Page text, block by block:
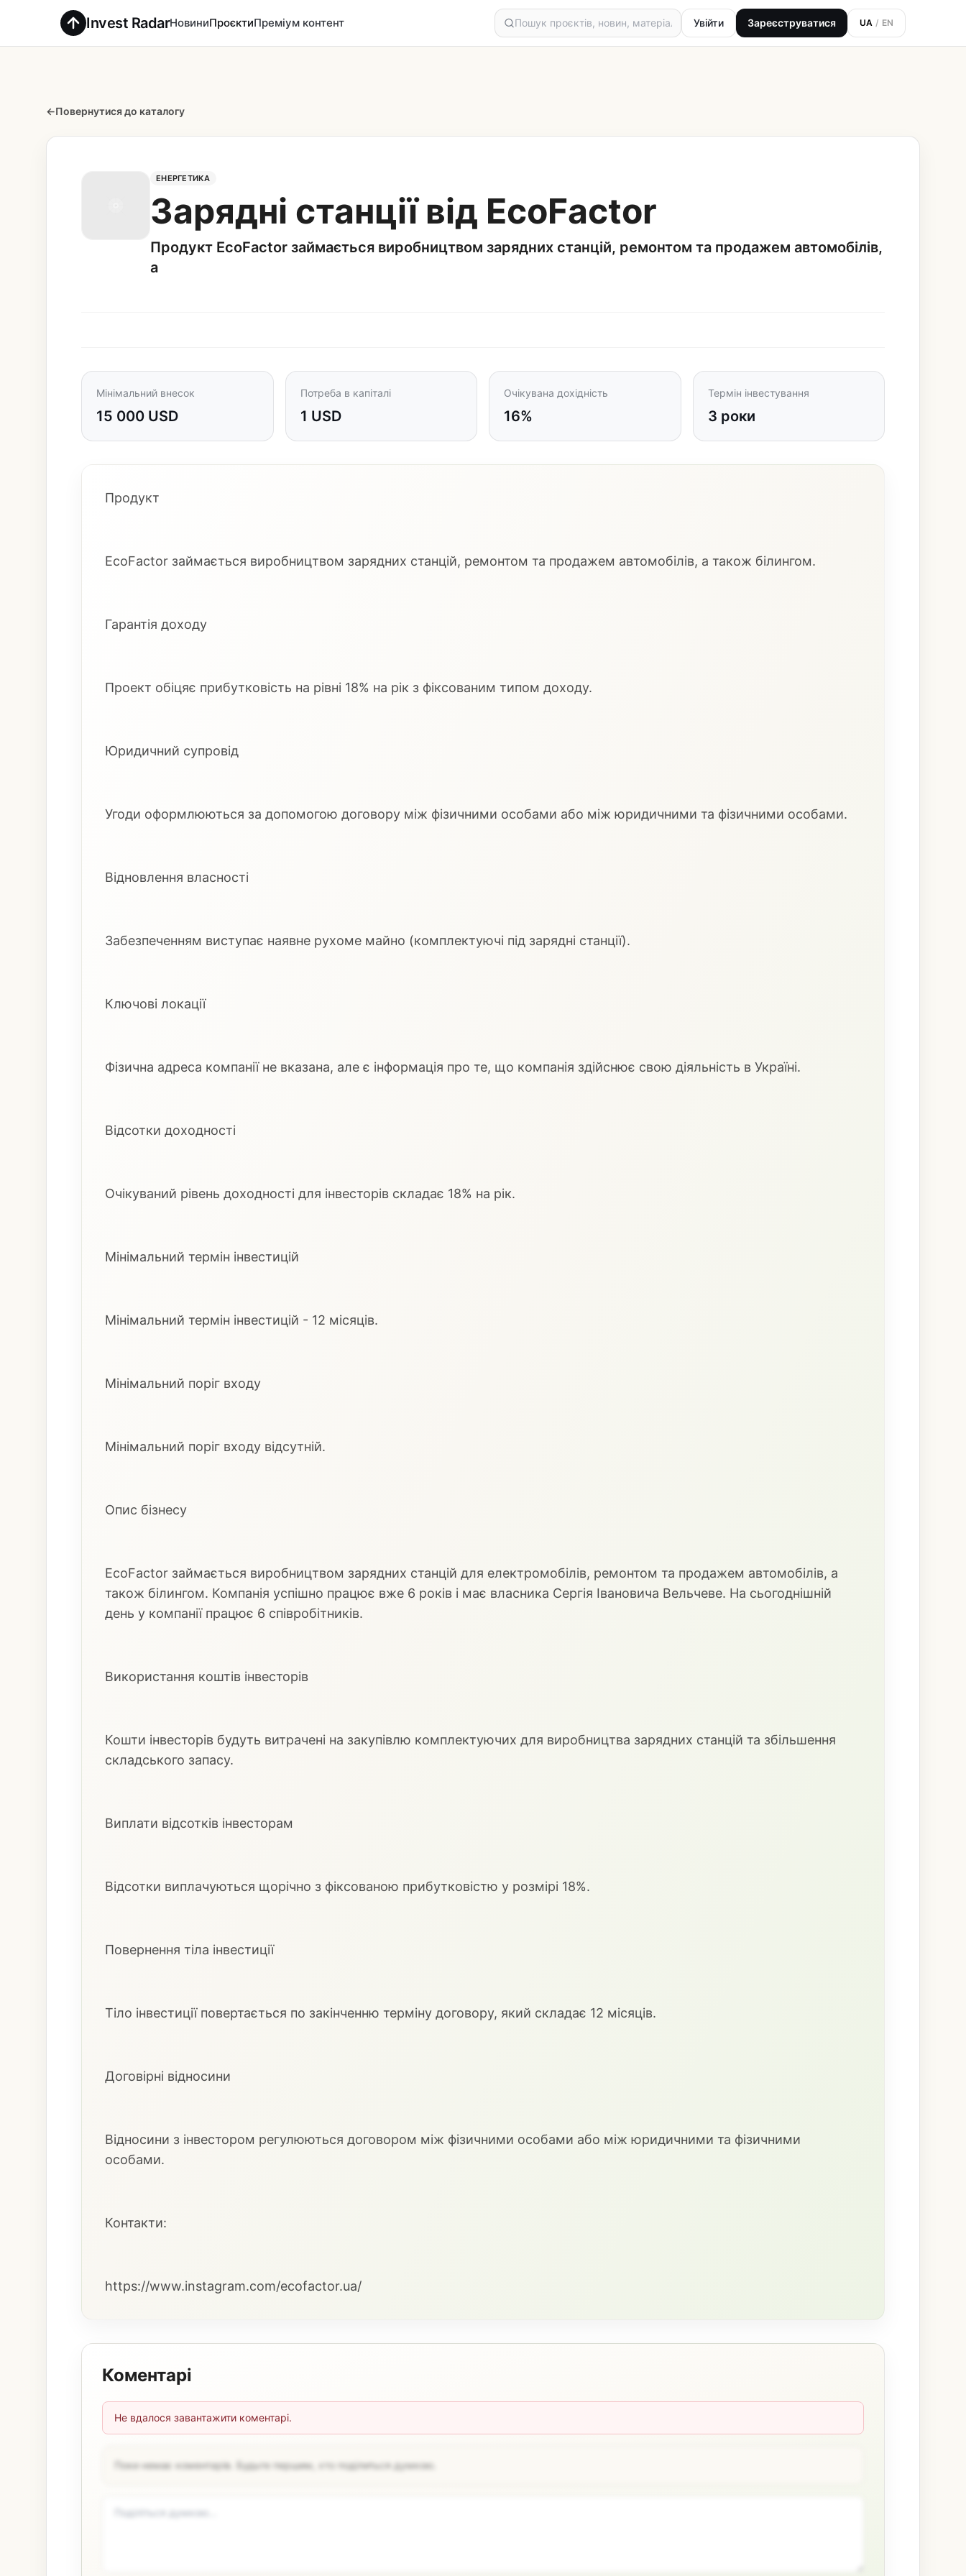
Invest RadarНовиниПроєктиПреміум контент Увійти Зареєструватися UA / EN
←Повернутися до каталогу
ЕНЕРГЕТИКА
Зарядні станції від EcoFactor
Продукт EcoFactor займається виробництвом зарядних станцій, ремонтом та продажем автомобілів,
а
Мінімальний внесок
15 000 USD
Потреба в капіталі
1 USD
Очікувана дохідність
16%
Термін інвестування
3 роки
Продукт
EcoFactor займається виробництвом зарядних станцій, ремонтом та продажем автомобілів, а також білингом.
Гарантія доходу
Проект обіцяє прибутковість на рівні 18% на рік з фіксованим типом доходу.
Юридичний супровід
Угоди оформлюються за допомогою договору між фізичними особами або між юридичними та фізичними особами.
Відновлення власності
Забезпеченням виступає наявне рухоме майно (комплектуючі під зарядні станції).
Ключові локації
Фізична адреса компанії не вказана, але є інформація про те, що компанія здійснює свою діяльність в Україні.
Відсотки доходності
Очікуваний рівень доходності для інвесторів складає 18% на рік.
Мінімальний термін інвестицій
Мінімальний термін інвестицій - 12 місяців.
Мінімальний поріг входу
Мінімальний поріг входу відсутній.
Опис бізнесу
EcoFactor займається виробництвом зарядних станцій для електромобілів, ремонтом та продажем автомобілів, а
також білингом. Компанія успішно працює вже 6 років і має власника Сергія Івановича Вельчеве. На сьогоднішній
день у компанії працює 6 співробітників.
Використання коштів інвесторів
Кошти інвесторів будуть витрачені на закупівлю комплектуючих для виробництва зарядних станцій та збільшення
складського запасу.
Виплати відсотків інвесторам
Відсотки виплачуються щорічно з фіксованою прибутковістю у розмірі 18%.
Повернення тіла інвестиції
Тіло інвестиції повертається по закінченню терміну договору, який складає 12 місяців.
Договірні відносини
Відносини з інвестором регулюються договором між фізичними особами або між юридичними та фізичними
особами.
Контакти:
https://www.instagram.com/ecofactor.ua/
Коментарі
Не вдалося завантажити коментарі.
Поки немає коментарів. Будьте першим, хто поділиться думкою.